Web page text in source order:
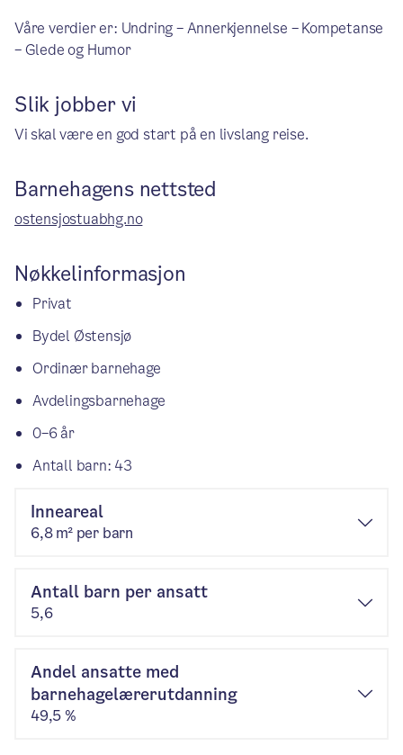
Våre verdier er: Undring – Annerkjennelse – Kompetanse
– Glede og Humor
Slik jobber vi
Vi skal være en god start på en livslang reise.
Barnehagens nettsted
ostensjostuabhg.no
Nøkkelinformasjon
Privat
Bydel Østensjø
Ordinær barnehage
Avdelingsbarnehage
0–6 år
Antall barn: 43
Inneareal
6,8 m² per barn
Antall barn per ansatt
5,6
Andel ansatte med
barnehagelærerutdanning
49,5 %